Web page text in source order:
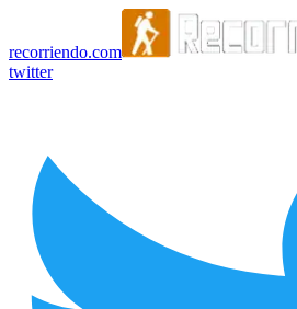
recorriendo.com
twitter